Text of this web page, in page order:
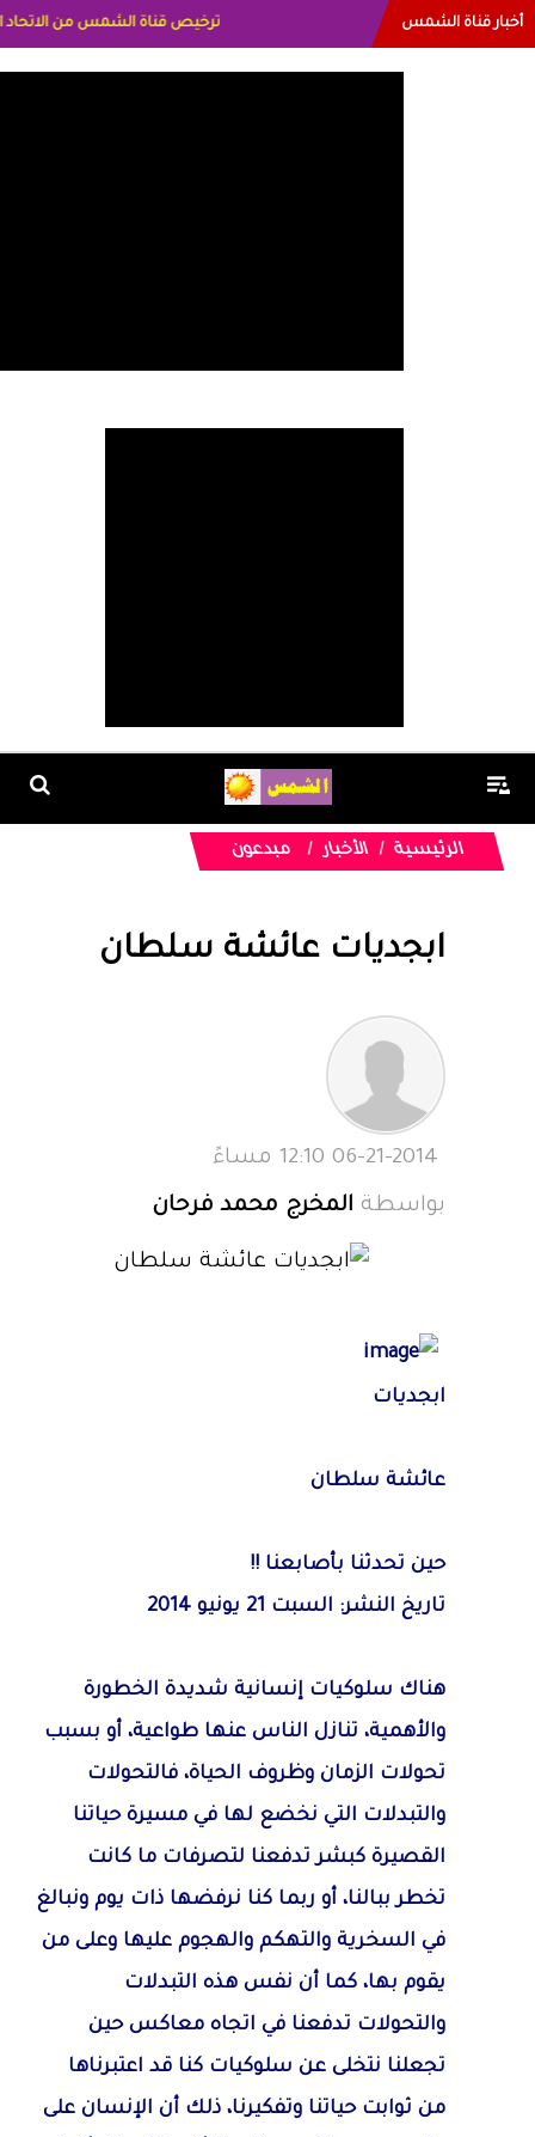
أخبار قناة الشمس
الرئيسية الأخبار مبدعون
ابجديات عائشة سلطان
بواسطة المخرج محمد فرحان
ابجديات
عائشة سلطان
حين تحدثنا بأصابعنا !!
تاريخ النشر: السبت 21 يونيو 2014
هناك سلوكيات إنسانية شديدة الخطورة
والأهمية، تنازل الناس عنها طواعية، أو بسبب
تحولات الزمان وظروف الحياة، فالتحولات
والتبدلات التي نخضع لها في مسيرة حياتنا
القصيرة كبشر تدفعنا لتصرفات ما كانت
تخطر ببالنا، أو ربما كنا نرفضها ذات يوم ونبالغ
في السخرية والتهكم والهجوم عليها وعلى من
يقوم بها، كما أن نفس هذه التبدلات
والتحولات تدفعنا في اتجاه معاكس حين
تجعلنا نتخلى عن سلوكيات كنا قد اعتبرناها
من ثوابت حياتنا وتفكيرنا، ذلك أن الإنسان على